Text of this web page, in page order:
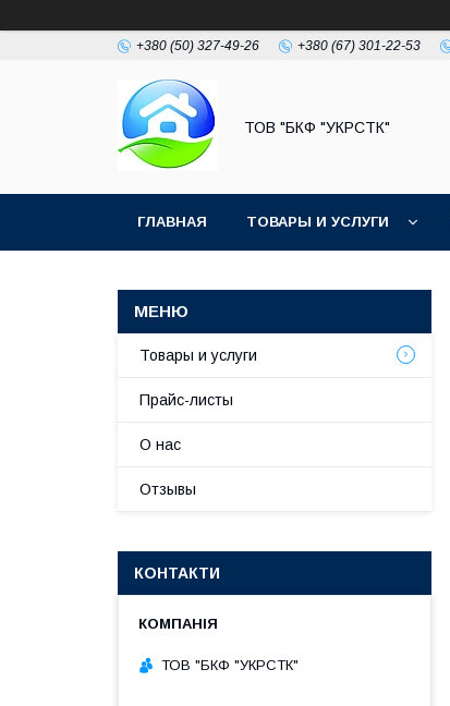
+380 (50) 327-49-26 +380 (67) 301-22-53
ТОВ "БКФ "УКРСТК"
ГЛАВНАЯ ТОВАРЫ И УСЛУГИ
Товары и услуги
Прайс-листы
О нас
Отзывы
КОНТАКТИ
ТОВ "БКФ "УКРСТК"